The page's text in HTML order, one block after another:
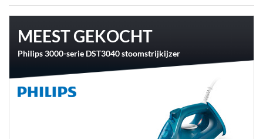
MEEST GEKOCHT
Philips 3000-serie DST3040 stoomstrijkijzer